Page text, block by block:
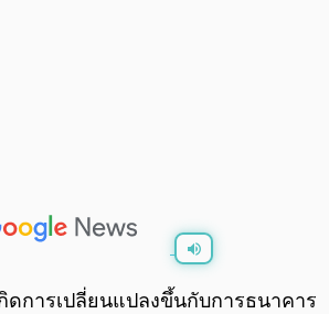
ดการเปลี่ยนแปลงขึ้นกับการธนาคาร